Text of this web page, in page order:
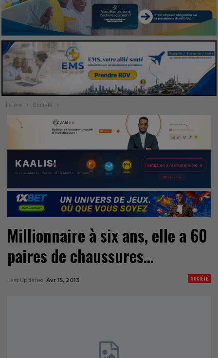
Home Société
Millionnaire à six ans, elle a 60
paires de chaussures…
SOCIÉTÉ
Last Updated Avr 15, 2013